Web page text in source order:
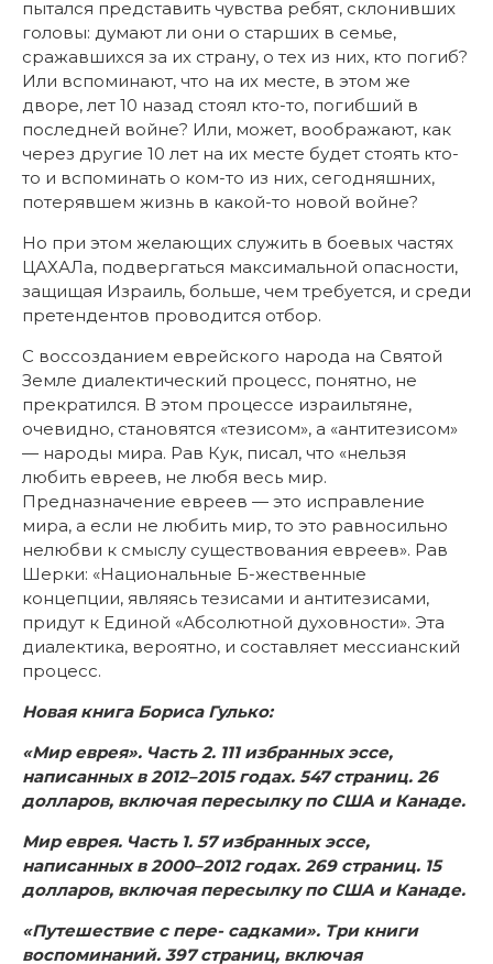
пытался представить чувства ребят, склонивших
головы: думают ли они о старших в семье,
сражавшихся за их страну, о тех из них, кто погиб?
Или вспоминают, что на их месте, в этом же
дворе, лет 10 назад стоял кто-то, погибший в
последней войне? Или, может, воображают, как
через другие 10 лет на их месте будет стоять кто-
то и вспоминать о ком-то из них, сегодняшних,
потерявшем жизнь в какой-то новой войне?
Но при этом желающих служить в боевых частях
ЦАХАЛа, подвергаться максимальной опасности,
защищая Израиль, больше, чем требуется, и среди
претендентов проводится отбор.
С воссозданием еврейского народа на Святой
Земле диалектический процесс, понятно, не
прекратился. В этом процессе израильтяне,
очевидно, становятся «тезисом», а «антитезисом»
— народы мира. Рав Кук, писал, что «нельзя
любить евреев, не любя весь мир.
Предназначение евреев — это исправление
мира, а если не любить мир, то это равносильно
нелюбви к смыслу существования евреев». Рав
Шерки: «Национальные Б-жественные
концепции, являясь тезисами и антитезисами,
придут к Единой «Абсолютной духовности». Эта
диалектика, вероятно, и составляет мессианский
процесс.
Новая книга Бориса Гулько:
«Мир еврея». Часть 2. 111 избранных эссе,
написанных в 2012–2015 годах. 547 страниц. 26
долларов, включая пересылку по США и Канаде.
Мир еврея. Часть 1. 57 избранных эссе,
написанных в 2000–2012 годах. 269 страниц. 15
долларов, включая пересылку по США и Канаде.
«Путешествие с пере- садками». Три книги
воспоминаний. 397 страниц, включая